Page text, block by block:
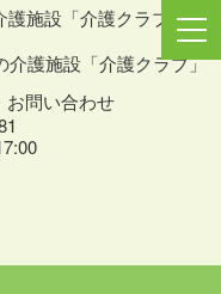
護施設「介護クラブ」
お問い合わせ